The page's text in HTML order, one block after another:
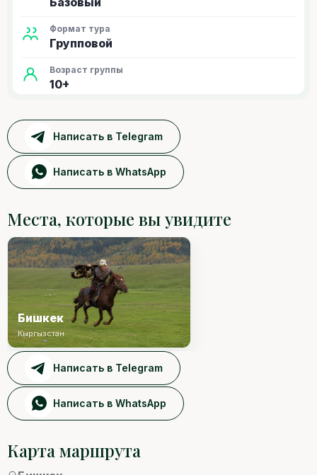
Формат тура
Групповой
Возраст группы
10+
Написать в Telegram
Написать в WhatsApp
Места, которые вы увидите
Бишкек
Кыргызстан
Написать в Telegram
Написать в WhatsApp
Карта маршрута